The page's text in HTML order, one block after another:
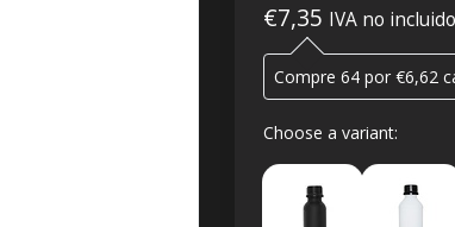
€7,35 IVA no incluido
Compre 64 por €6,62
Choose a variant: